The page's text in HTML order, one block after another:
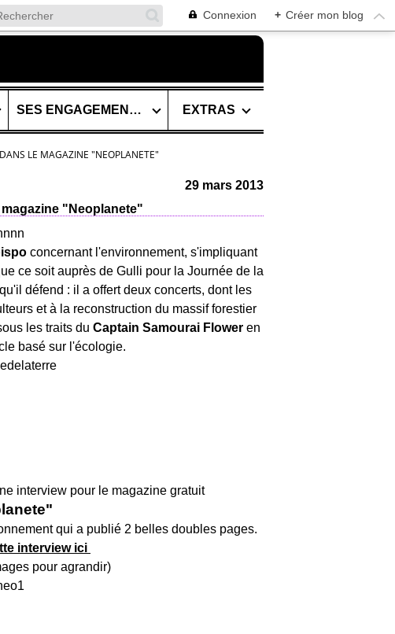
Connexion + Créer mon blog
SES ENGAGEMENTS EXTRAS
LE MAGAZINE "NEOPLANETE"
29 mars 2013
"Neoplanete"
concernant l'environnement, s'impliquant
ce soit auprès de Gulli pour la Journée de la
défend : il a offert deux concerts, dont les
et à la reconstruction du massif forestier
les traits du Captain Samourai Floweren
basé sur l'écologie.
interview pour le magazine gratuit
qui a publié 2 belles doubles pages.
interview ici
pour agrandir)